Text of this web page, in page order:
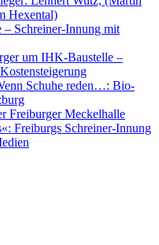
– Schreiner-Innung mit
um IHK-Baustelle –
Schuhe reden…: Bio-
Freiburgs Schreiner-Innung